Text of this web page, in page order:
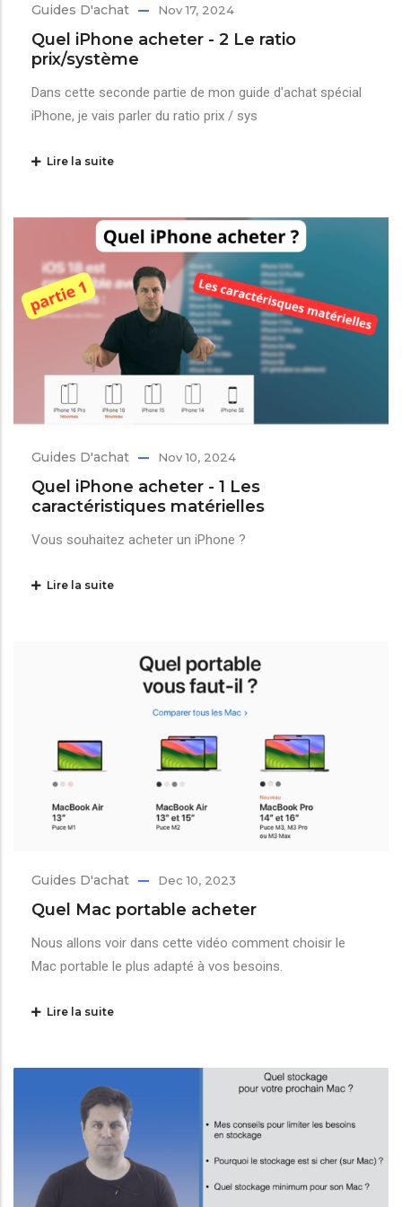
Guides D'achat Nov 17, 2024
Quel iPhone acheter - 2 Le ratio
prix/système
Dans cette seconde partie de mon guide d'achat spécial
iPhone, je vais parler du ratio prix / sys
Lire la suite
Guides D'achat Nov 10, 2024
Quel iPhone acheter - 1 Les
caractéristiques matérielles
Vous souhaitez acheter un iPhone ?
Lire la suite
Guides D'achat Dec 10, 2023
Quel Mac portable acheter
Nous allons voir dans cette vidéo comment choisir le
Mac portable le plus adapté à vos besoins.
Lire la suite